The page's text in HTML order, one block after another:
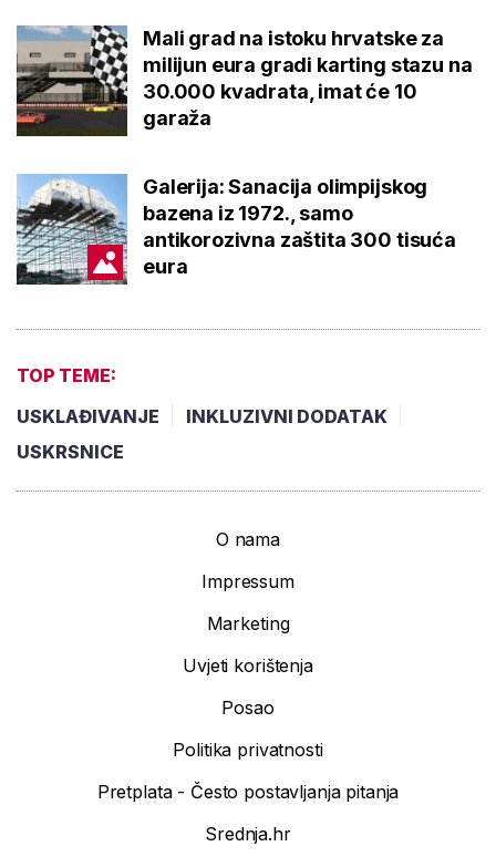
Mali grad na istoku hrvatske za
milijun eura gradi karting stazu na
30.000 kvadrata, imat će 10
garaža
Galerija: Sanacija olimpijskog
bazena iz 1972., samo
antikorozivna zaštita 300 tisuća
eura
TOP TEME:
USKLAĐIVANJE
INKLUZIVNI DODATAK
USKRSNICE
O nama
Impressum
Marketing
Uvjeti korištenja
Posao
Politika privatnosti
Pretplata - Često postavljanja pitanja
Srednja.hr